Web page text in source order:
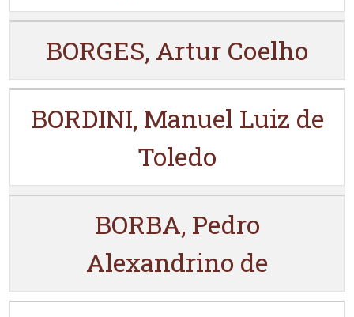
BORGES, Artur Coelho
BORDINI, Manuel Luiz de
Toledo
BORBA, Pedro
Alexandrino de